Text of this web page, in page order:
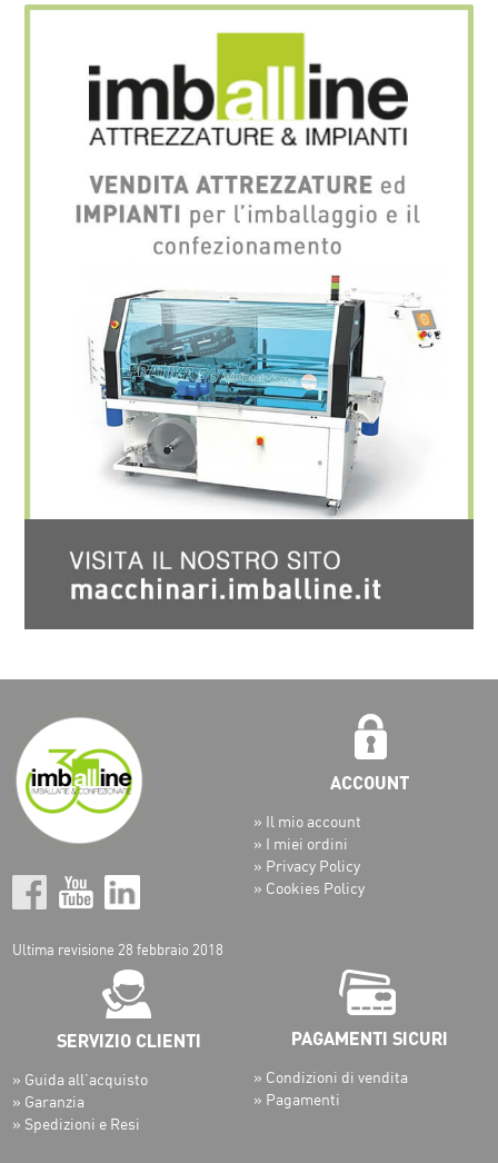
Ultima revisione 28 febbraio 2018
» Il mio account
» I miei ordini
» Privacy Policy
» Cookies Policy
» Guida all’acquisto
» Garanzia
» Spedizioni e Resi
» Condizioni di vendita
» Pagamenti